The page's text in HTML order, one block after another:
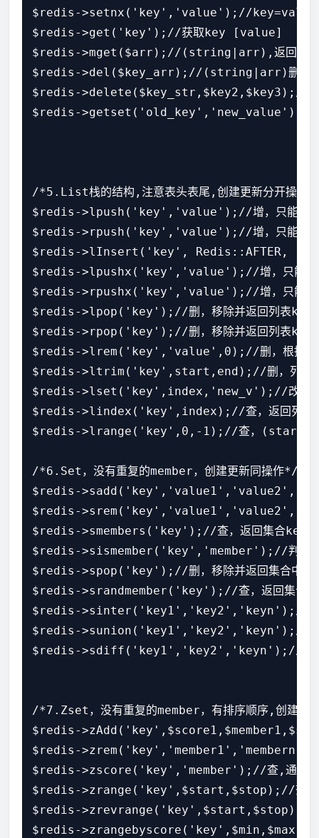
$redis->setnx('key','value');//
$redis->get('key');//获取key [value]
$redis->mget($arr);//(string|arr),返回所查
$redis->del($key_arr);//(string|arr)删除key，
$redis->delete($key_str,$key2,$key3);//
$redis->getset('old_key','new_value');//先
/*5.List栈的结构,注意表头表尾,创建更新分开操作
$redis->lpush('key','value');//增，只能将一个
$redis->rpush('key','value');//增，只能将一
$redis->lInsert('key', Redis::AFTER,
$redis->lpushx('key','value');//增，只能将一
$redis->rpushx('key','value');//增，只能将一
$redis->lpop('key');//删，移除并返回列表
$redis->rpop('key');//删，移除并返回列表
$redis->lrem('key','value',0);//删，根据参数
$redis->ltrim('key',start,end);//删，列表
$redis->lset('key',index,'new_v');//改，从表
$redis->lindex('key',index);//查，返回列表
$redis->lrange('key',0,-1);//查，
/*6.Set，没有重复的member，创建更新同操作*/
$redis->sadd('key','value1','value2','valuen');//
$redis-
$redis->smembers('key');//查，返回集合
$redis->sismember('key','member');//判断
$redis->spop('key');//删，移除并返回集合中
$redis->srandmember('key');//查，返回集合
$redis->sinter('key1','key2','keyn');//查，
$redis->sunion('key1','key2','keyn');//查
$redis->sdiff('key1','key2','keyn');//查，
/*7.Zset，没有重复的member，有排序顺序,创建更
$redis-
$redis->zrem('key','member1','membern');//删
$redis->zscore('key','member');//查,通过
$redis->zrange('key',$start,$stop);//查，通过
$redis->zrevrange('key',$start,$stop);//查，通
$redis-